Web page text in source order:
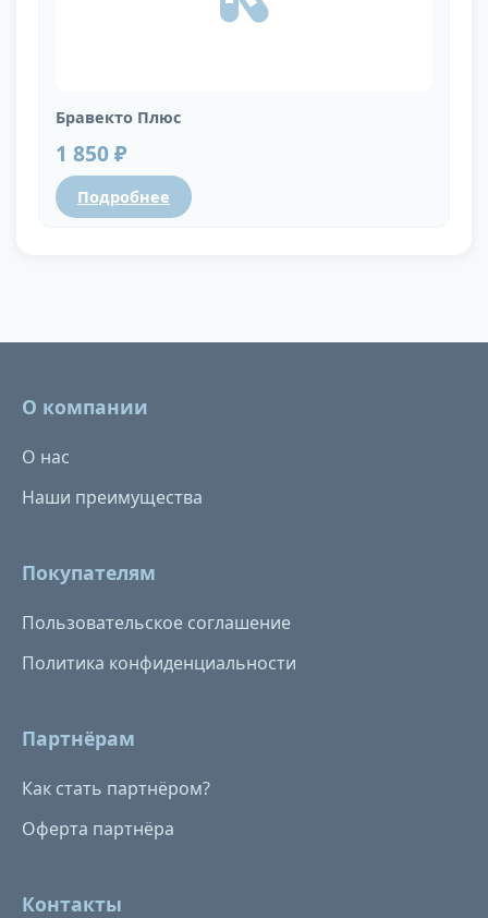
Бравекто Плюс
1 850 ₽
Подробнее
О компании
О нас
Наши преимущества
Покупателям
Пользовательское соглашение
Политика конфиденциальности
Партнёрам
Как стать партнёром?
Оферта партнёра
Контакты